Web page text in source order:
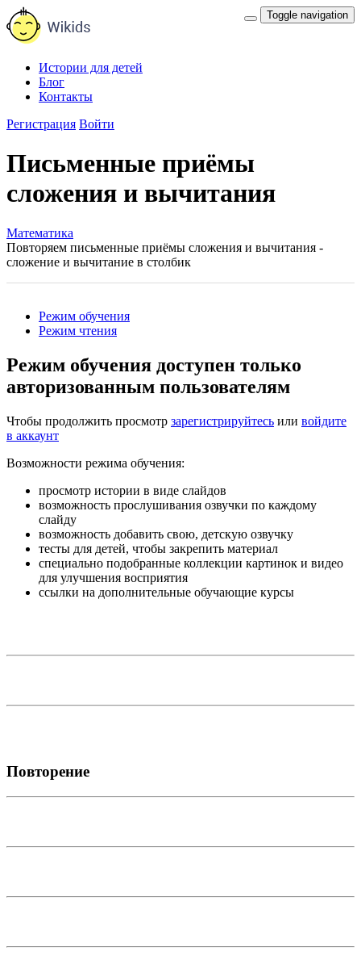
Toggle navigation
Истории для детей
Блог
Контакты
Регистрация Войти
Письменные приёмы
сложения и вычитания
Математика
Повторяем письменные приёмы сложения и вычитания -
сложение и вычитание в столбик
Режим обучения
Режим чтения
Режим обучения доступен только
авторизованным пользователям
Чтобы продолжить просмотр зарегистрируйтесь или войдите
в аккаунт
Возможности режима обучения:
просмотр истории в виде слайдов
возможность прослушивания озвучки по каждому
слайду
возможность добавить свою, детскую озвучку
тесты для детей, чтобы закрепить материал
специально подобранные коллекции картинок и видео
для улучшения восприятия
ссылки на дополнительные обучающие курсы
Повторение